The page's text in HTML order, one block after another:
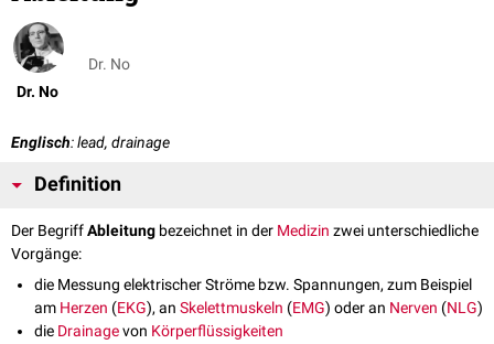
Dr. No
Dr. No
Englisch: lead, drainage
Definition
Der BegriffAbleitung bezeichnet in der Medizin zwei unterschiedliche
Vorgänge:
die Messung elektrischer Ströme bzw. Spannungen, zum Beispiel
am Herzen (EKG), an Skelettmuskeln (EMG) oder an Nerven (NLG)
die Drainagevon Körperflüssigkeiten